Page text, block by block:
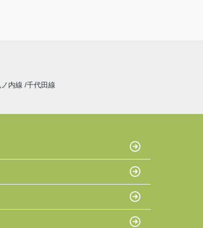
内線 千代田線